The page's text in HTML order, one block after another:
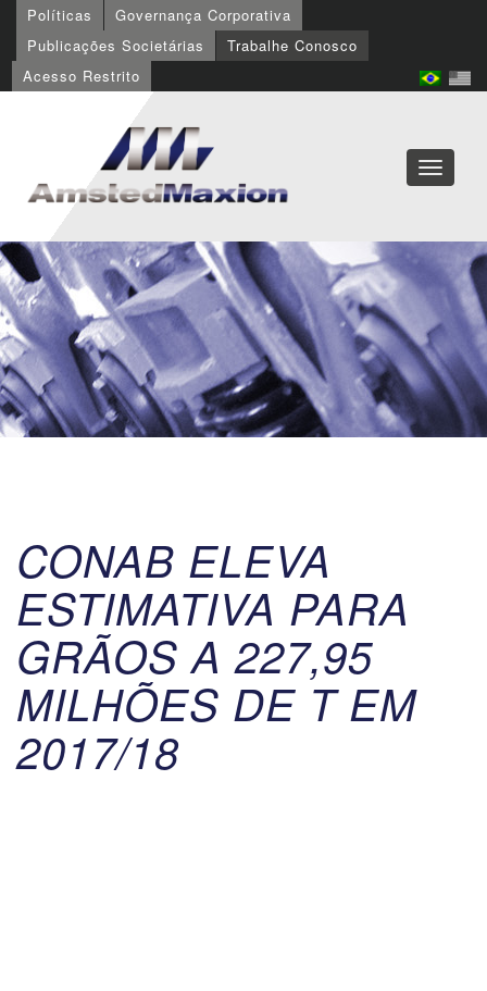
Políticas
Governança Corporativa
Publicações Societárias
Trabalhe Conosco
Acesso Restrito
CONAB ELEVA
ESTIMATIVA PARA
GRÃOS A 227,95
MILHÕES DE T EM
2017/18